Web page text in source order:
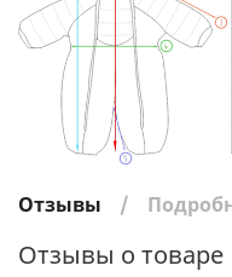
Отзывы
Отзывы о товаре